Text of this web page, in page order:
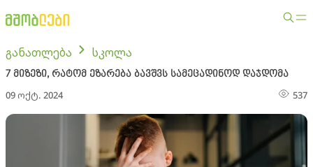
განათლება სკოლა
7 მიზეზი, რატომ ეზარება ბავშვს სამეცადინოდ დაჯდომა
09 ოქტ. 2024 537